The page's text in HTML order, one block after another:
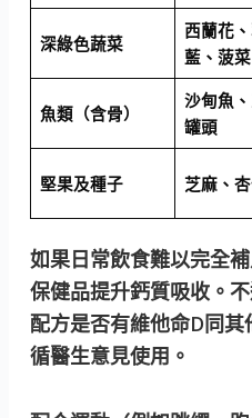
深綠色蔬菜
西蘭花
藍、菠菜
魚類（含骨）
沙甸魚
罐頭
堅果及種子 芝麻、
如果日常飲食難以完全
保健品提升鈣質吸收。
配方是否有維他命D同
循醫生意見使用。